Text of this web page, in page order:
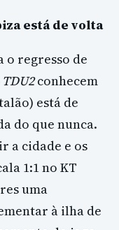
está de volta
o regresso de
TDU2conhecem
está de
do que nunca.
a cidade e os
1:1 no KT
uma
à ilha de